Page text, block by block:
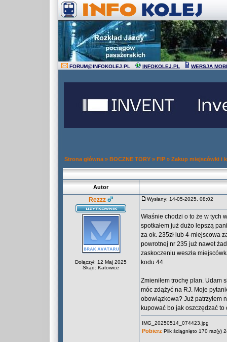
FORUM@INFOKOLEJ.PL INFOKOLEJ.PL WERSJA
Strona główna » BOCZNE TORY » FIP » Zakup miejscówki i
Autor
Rezzz
Dołączył: 12 Maj 2025
Skąd: Katowice
Wysłany: 14-05-2025, 08:02
Właśnie chodzi o to że w tych
spotkałem już dużo lepszą
za ok. 235zł lub 4-miejscowa
powrotnej nr 235 już nawet
zaskoczeniu weszła
kodu 44.
Zmieniłem trochę plan. Udam
móc zdążyć na RJ. Moje
obowiązkowa? Już patrzyłem
kupować bo jak oszczędzać
IMG_20250514_074423.jpg
Pobierz Plik ściągnięto 170 raz(y)